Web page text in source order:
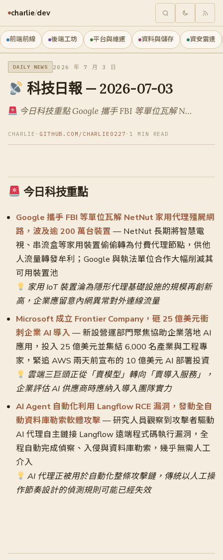
charlie/dev
前端前線 後端工坊 平台與維運 資料與儲存 資安雷達
DAILY NEWS 2026 年 7 月 3 日
科技日報 — 2026-07-03
今日科技重點 Google 攜手 FBI 等單位瓦解 N…
CHARLIE · GITHUB.COM/CHARLIE0227 · 1 MIN READ
今日科技重點
Google 攜手 FBI 等單位瓦解 NetNut 家用代理殭屍網
路，波及逾 200 萬台裝置 — NetNut 長期將智慧電
視、串流盒等家用裝置偷偷轉為付費代理節點，供他
人流量轉發牟利；Google 與執法單位合作大幅削減其
可用裝置池
家用 IoT 裝置淪為隱形代理基礎設施的規模再創新
高，企業應留意內網異常對外連線流量
Microsoft 成立 Frontier Company，砸 25 億美元衝
刺企業 AI 導入 — 新設營運部門聚焦協助企業落地 AI
應用，投入 25 億美元並集結 6,000 名產業與工程專
家，緊追 AWS 兩天前宣布的 10 億美元 AI 部署投資
雲端三巨頭正從「賣模型」轉向「賣導入服務」，
企業評估 AI 供應商時應納入導入團隊實力
AI Agent 自動化利用 Langflow RCE 漏洞，發動全自
動資料庫勒索軟體攻擊 — 研究人員觀察到攻擊者驅動
AI 代理自主鏈接 Langflow 遠端程式碼執行漏洞，全
程自動完成偵察、入侵與資料庫勒索，幾乎無需人工
介入
AI 代理正被用於自動化整條攻擊鏈，傳統以人工操
作節奏設計的偵測規則可能已經失效